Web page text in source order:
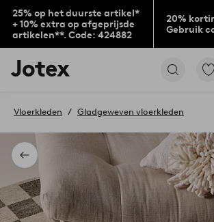
25% op het duurste artikel*
+ 10% extra op afgeprijsde
artikelen**. Code: 424882
20%
Gebruik
Jotex
logo
to
home
page
Terug
Vloerkleden Gladgeweven vloerkleden